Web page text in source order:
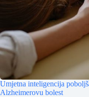
Umjetna inteligencija
Alzheimerovu bolest